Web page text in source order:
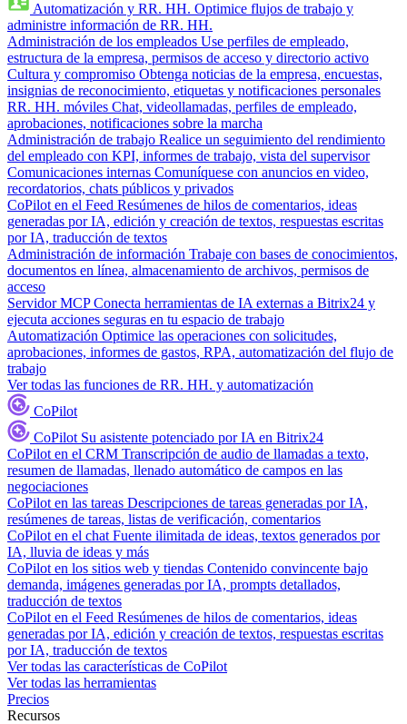
Automatización y RR. HH. Optimice flujos de trabajo y
administre información de RR. HH.
Administración de los empleados Use perfiles de empleado,
estructura de la empresa, permisos de acceso y directorio activo
Cultura y compromiso Obtenga noticias de la empresa, encuestas,
insignias de reconocimiento, etiquetas y notificaciones personales
RR. HH. móviles Chat, videollamadas, perfiles de empleado,
aprobaciones, notificaciones sobre la marcha
Administración de trabajo Realice un seguimiento del rendimiento
del empleado con KPI, informes de trabajo, vista del supervisor
Comunicaciones internas Comuníquese con anuncios en video,
recordatorios, chats públicos y privados
CoPilot en el Feed Resúmenes de hilos de comentarios, ideas
generadas por IA, edición y creación de textos, respuestas escritas
por IA, traducción de textos
Administración de información Trabaje con bases de conocimientos,
documentos en línea, almacenamiento de archivos, permisos de
acceso
Servidor MCP Conecta herramientas de IA externas a Bitrix24 y
ejecuta acciones seguras en tu espacio de trabajo
Automatización Optimice las operaciones con solicitudes,
aprobaciones, informes de gastos, RPA, automatización del flujo de
trabajo
Ver todas las funciones de RR. HH. y automatización
CoPilot
CoPilot Su asistente potenciado por IA en Bitrix24
CoPilot en el CRM Transcripción de audio de llamadas a texto,
resumen de llamadas, llenado automático de campos en las
negociaciones
CoPilot en las tareas Descripciones de tareas generadas por IA,
resúmenes de tareas, listas de verificación, comentarios
CoPilot en el chat Fuente ilimitada de ideas, textos generados por
IA, lluvia de ideas y más
CoPilot en los sitios web y tiendas Contenido convincente bajo
demanda, imágenes generadas por IA, prompts detallados,
traducción de textos
CoPilot en el Feed Resúmenes de hilos de comentarios, ideas
generadas por IA, edición y creación de textos, respuestas escritas
por IA, traducción de textos
Ver todas las características de CoPilot
Ver todas las herramientas
Precios
Recursos